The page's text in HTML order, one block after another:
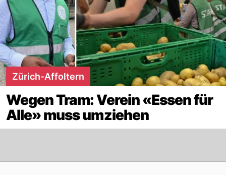
Zürich-Affoltern
Wegen Tram: Verein «Essen für
Alle» muss umziehen